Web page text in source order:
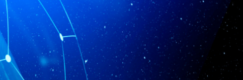
시멘트
ㆍ시멘트 제조 공정 소성로
정유ㆍ석유화학
About INEEJI